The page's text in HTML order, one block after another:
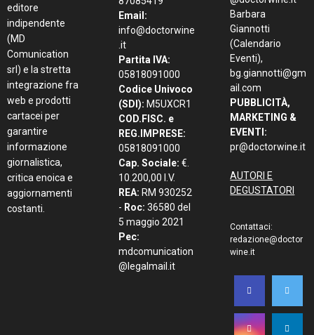
editore
indipendente
(MD
Comunication
srl) e la stretta
integrazione fra
web e prodotti
cartacei per
garantire
informazione
giornalistica,
critica enoica e
aggiornamenti
costanti.
Email:
info@doctorwine
.it
Partita IVA:
05818091000
Codice Univoco
(SDI): M5UXCR1
COD.FISC. e
REG.IMPRESE:
05818091000
Cap. Sociale: €.
10.200,00 I.V.
REA: RM 930252
- Roc: 36580 del
5 maggio 2021
Pec:
mdcomunication
@legalmail.it
Barbara
Giannotti
(Calendario
Eventi),
bg.giannotti@gm
ail.com
PUBBLICITÀ,
MARKETING &
EVENTI:
pr@doctorwine.it
AUTORI E
DEGUSTATORI
Contattaci:
redazione@doctor
wine.it